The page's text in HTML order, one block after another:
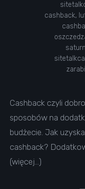
cashback,
Cashback czyli
sposobów na
budżecie. Jak
cashback?
(więcej…)